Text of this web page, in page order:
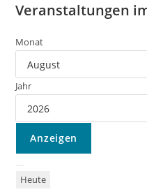
Veranstaltungen
Monat
Jahr
Heute